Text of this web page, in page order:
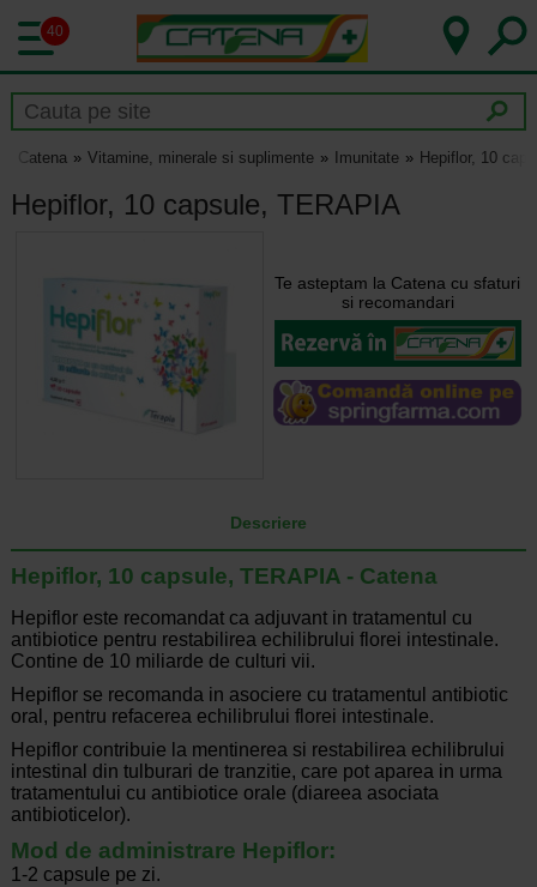
40
Catena Vitamine, minerale si suplimente Imunitate Hepiflor, 10
Hepiflor, 10 capsule, TERAPIA
Te asteptam la Catena cu sfaturi
si recomandari
Descriere
Hepiflor, 10 capsule, TERAPIA - Catena
Hepiflor este recomandat ca adjuvant in tratamentul cu
antibiotice pentru restabilirea echilibrului florei intestinale.
Contine de 10 miliarde de culturi vii.
Hepiflor se recomanda in asociere cu tratamentul antibiotic
oral, pentru refacerea echilibrului florei intestinale.
Hepiflor contribuie la mentinerea si restabilirea echilibrului
intestinal din tulburari de tranzitie, care pot aparea in urma
tratamentului cu antibiotice orale (diareea asociata
antibioticelor).
Mod de administrare Hepiflor:
1-2 capsule pe zi.